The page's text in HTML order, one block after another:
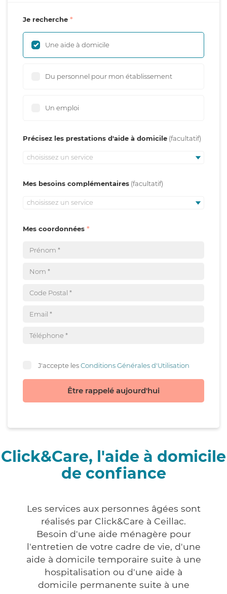
Je recherche
Une aide à domicile
Du personnel pour mon établissement
Un emploi
Précisez les prestations d'aide à domicile
choisissez un service
Mes besoins complémentaires
choisissez un service
Mes coordonnées
J'accepte lesConditions Générales d'Utilisation
Être rappelé aujourd'hui
Click&Care, l'aide à domicile
de confiance
Les services aux personnes âgées sont
réalisés par Click&Care à Ceillac.
Besoin d'une aide ménagère pour
l'entretien de votre cadre de vie, d'une
aide à domicile temporaire suite à une
hospitalisation ou d'une aide à
domicile permanente suite à une